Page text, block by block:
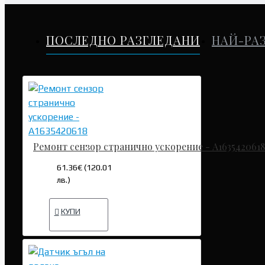
ПОСЛЕДНО РАЗГЛЕДАНИ НАЙ-
Ремонт сензор странично ускорение - A1635420618
61.36€ (120.01
лв.)
КУПИ